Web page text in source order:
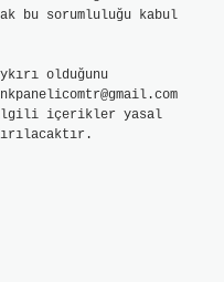
bu sorumluluğu kabul
olduğunu
ilgili içerikler yasal